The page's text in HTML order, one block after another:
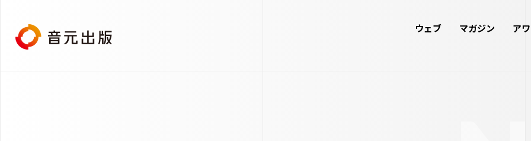
ウェブ マガジン ア